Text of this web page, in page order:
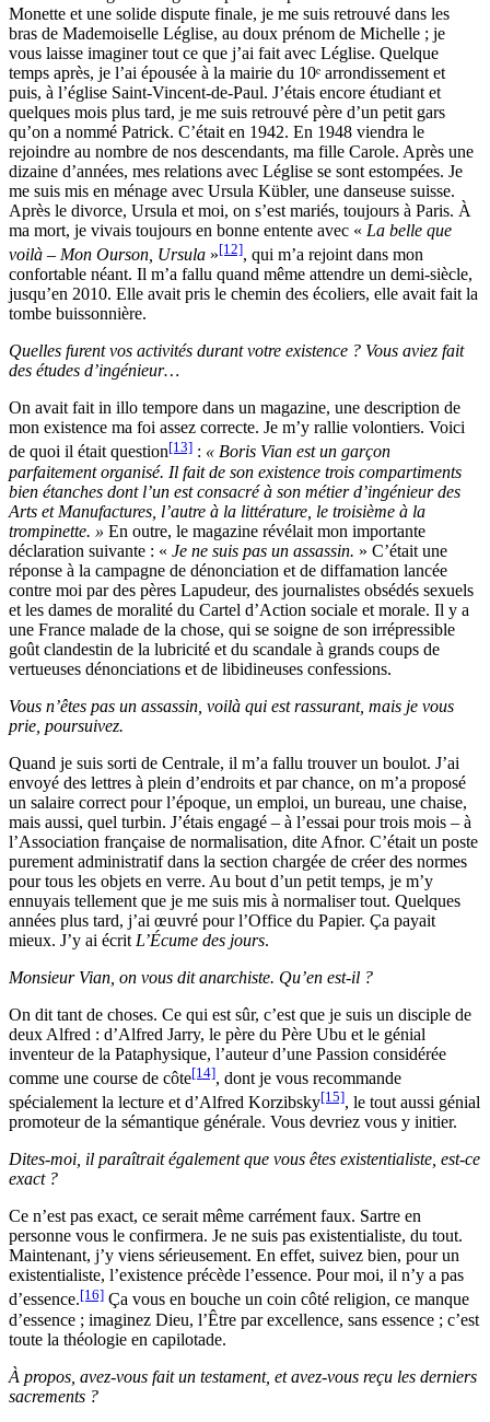
Monette et une solide dispute finale, je me suis retrouvé dans les
bras de Mademoiselle Léglise, au doux prénom de Michelle ; je
vous laisse imaginer tout ce que j’ai fait avec Léglise. Quelque
temps après, je l’ai épousée à la mairie du 10ᵉ arrondissement et
puis, à l’église Saint-Vincent-de-Paul. J’étais encore étudiant et
quelques mois plus tard, je me suis retrouvé père d’un petit gars
qu’on a nommé Patrick. C’était en 1942. En 1948 viendra le
rejoindre au nombre de nos descendants, ma fille Carole. Après une
dizaine d’années, mes relations avec Léglise se sont estompées. Je
me suis mis en ménage avec Ursula Kübler, une danseuse suisse.
Après le divorce, Ursula et moi, on s’est mariés, toujours à Paris. À
ma mort, je vivais toujours en bonne entente avec « La belle que
voilà – Mon Ourson, Ursula »[12], qui m’a rejoint dans mon
confortable néant. Il m’a fallu quand même attendre un demi-siècle,
jusqu’en 2010. Elle avait pris le chemin des écoliers, elle avait fait la
tombe buissonnière.
Quelles furent vos activités durant votre existence ? Vous aviez fait
des études d’ingénieur…
On avait fait in illo tempore dans un magazine, une description de
mon existence ma foi assez correcte. Je m’y rallie volontiers. Voici
de quoi il était question[13] : « Boris Vian est un garçon
parfaitement organisé. Il fait de son existence trois compartiments
bien étanches dont l’un est consacré à son métier d’ingénieur des
Arts et Manufactures, l’autre à la littérature, le troisième à la
trompinette. » En outre, le magazine révélait mon importante
déclaration suivante : « Je ne suis pas un assassin. » C’était une
réponse à la campagne de dénonciation et de diffamation lancée
contre moi par des pères Lapudeur, des journalistes obsédés sexuels
et les dames de moralité du Cartel d’Action sociale et morale. Il y a
une France malade de la chose, qui se soigne de son irrépressible
goût clandestin de la lubricité et du scandale à grands coups de
vertueuses dénonciations et de libidineuses confessions.
Vous n’êtes pas un assassin, voilà qui est rassurant, mais je vous
prie, poursuivez.
Quand je suis sorti de Centrale, il m’a fallu trouver un boulot. J’ai
envoyé des lettres à plein d’endroits et par chance, on m’a proposé
un salaire correct pour l’époque, un emploi, un bureau, une chaise,
mais aussi, quel turbin. J’étais engagé – à l’essai pour trois mois – à
l’Association française de normalisation, dite Afnor. C’était un poste
purement administratif dans la section chargée de créer des normes
pour tous les objets en verre. Au bout d’un petit temps, je m’y
ennuyais tellement que je me suis mis à normaliser tout. Quelques
années plus tard, j’ai œuvré pour l’Office du Papier. Ça payait
mieux. J’y ai écrit L’Écume des jours.
Monsieur Vian, on vous dit anarchiste. Qu’en est-il ?
On dit tant de choses. Ce qui est sûr, c’est que je suis un disciple de
deux Alfred : d’Alfred Jarry, le père du Père Ubu et le génial
inventeur de la Pataphysique, l’auteur d’une Passion considérée
comme une course de côte[14], dont je vous recommande
spécialement la lecture et d’Alfred Korzibsky[15], le tout aussi génial
promoteur de la sémantique générale. Vous devriez vous y initier.
Dites-moi, il paraîtrait également que vous êtes existentialiste, est-ce
exact ?
Ce n’est pas exact, ce serait même carrément faux. Sartre en
personne vous le confirmera. Je ne suis pas existentialiste, du tout.
Maintenant, j’y viens sérieusement. En effet, suivez bien, pour un
existentialiste, l’existence précède l’essence. Pour moi, il n’y a pas
d’essence.[16] Ça vous en bouche un coin côté religion, ce manque
d’essence ; imaginez Dieu, l’Être par excellence, sans essence ; c’est
toute la théologie en capilotade.
À propos, avez-vous fait un testament, et avez-vous reçu les derniers
sacrements ?